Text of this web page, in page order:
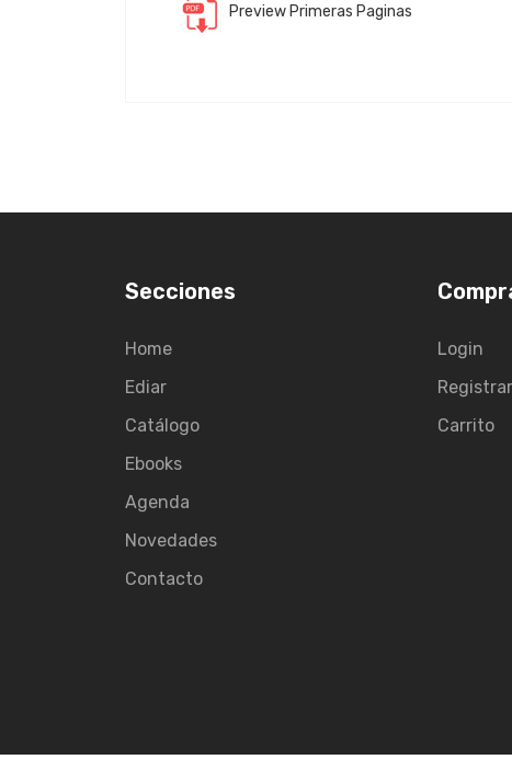
Preview Primeras Paginas
Secciones
Home
Ediar
Catálogo
Ebooks
Agenda
Novedades
Contacto
Login
Carrito